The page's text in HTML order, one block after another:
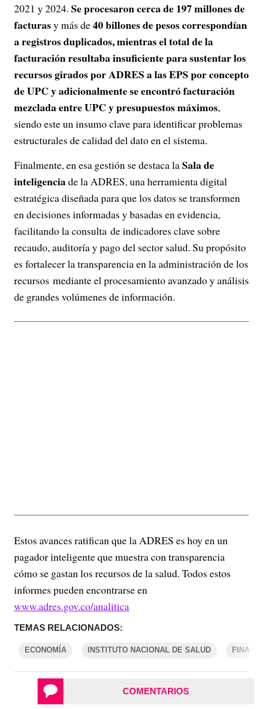
2021 y 2024. Se procesaron cerca de 197 millones de
facturasy más de40 billones de pesos correspondían
a registros duplicados, mientras el total de la
facturación resultaba insuficiente para sustentar los
recursos girados por ADRES a las EPS por concepto
de UPC y adicionalmente se encontró facturación
mezclada entre UPC y presupuestos máximos,
siendo este un insumo clave para identificar problemas
estructurales de calidad del dato en el sistema.
Finalmente, en esa gestión se destaca laSala de
inteligenciade la ADRES, una herramienta digital
estratégica diseñada para que los datos se transformen
en decisiones informadas y basadas en evidencia,
facilitando la consulta de indicadores clave sobre
recaudo, auditoría y pago del sector salud. Su propósito
es fortalecer la transparencia en la administración de los
recursos mediante el procesamiento avanzado y análisis
de grandes volúmenes de información.
Estos avances ratifican que la ADRES es hoy en un
pagador inteligente que muestra con transparencia
cómo se gastan los recursos de la salud. Todos estos
informes pueden encontrarse en
www.adres.gov.co/analitica
TEMAS RELACIONADOS:
ECONOMÍA INSTITUTO NACIONAL DE SALUD
COMENTARIOS